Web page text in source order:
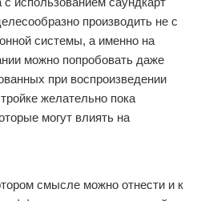
производить не с
системы, а именно на
можно попробовать даже
при воспроизведении
желательно пока
могут влиять на
смысле можно отнести и к